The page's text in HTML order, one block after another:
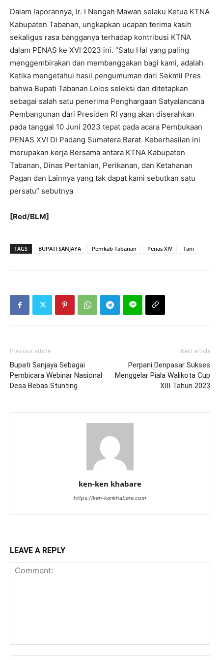
Dalam laporannya, Ir. I Nengah Mawan selaku Ketua KTNA
Kabupaten Tabanan, ungkapkan ucapan terima kasih
sekaligus rasa bangganya terhadap kontribusi KTNA
dalam PENAS ke XVI 2023 ini. “Satu Hal yang paling
menggembirakan dan membanggakan bagi kami, adalah
Ketika mengetahui hasil pengumuman dari Sekmil Pres
bahwa Bupati Tabanan Lolos seleksi dan ditetapkan
sebagai salah satu penerima Penghargaan Satyalancana
Pembangunan dari Presiden RI yang akan diserahkan
pada tanggal 10 Juni 2023 tepat pada acara Pembukaan
PENAS XVI Di Padang Sumatera Barat. Keberhasilan ini
merupakan kerja Bersama antara KTNA Kabupaten
Tabanan, Dinas Pertanian, Perikanan, dan Ketahanan
Pagan dan Lainnya yang tak dapat kami sebutkan satu
persatu” sebutnya
[Red/BLM]
TAGS BUPATI SANJAYA Pemkab Tabanan Penas XIV Tani
Previous article
Bupati Sanjaya Sebagai
Pembicara Webinar Nasional
Desa Bebas Stunting
Next article
Perpani Denpasar Sukses
Menggelar Piala Walikota Cup
XIII Tahun 2023
ken-ken khabare
https://ken-kenkhabare.com
LEAVE A REPLY